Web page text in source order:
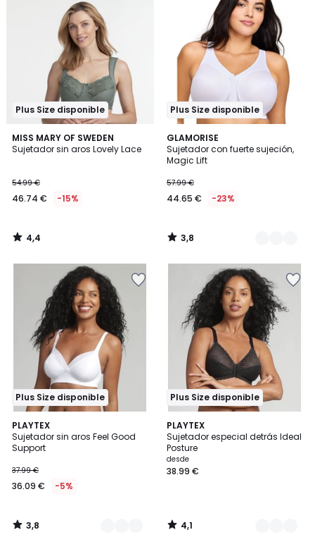
Plus Size disponible
MISS MARY OF SWEDEN
Sujetador sin aros Lovely Lace
54.99 €
46.74 € -15%
4,4
/ 5
4,4
/
Plus Size disponible
GLAMORISE
Sujetador con fuerte sujeción,
Magic Lift
57.99 €
44.65 € -23%
3,8
/ 5
3
Colores
3,8
/
Plus Size disponible
PLAYTEX
Sujetador sin aros Feel Good
Support
37.99 €
36.09 € -5%
3,8
/ 5
2
Colores
3,8
/
Plus Size disponible
PLAYTEX
Sujetador especial detrás Ideal
Posture
desde
38.99 €
4,1
/ 5
4
Colores
4,1
/